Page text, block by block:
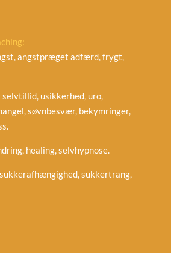
angstpræget adfærd, frygt,
usikkerhed, uro,
søvnbesvær, bekymringer,
healing, selvhypnose.
sukkertrang,